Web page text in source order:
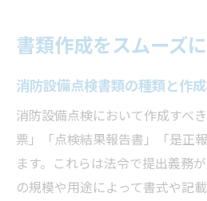
書類作成をスムーズ
消防設備点検書類の種類と作
消防設備点検において作成すべ
票」「点検結果報告書」「是正
ます。これらは法令で提出義務
の規模や用途によって書式や記